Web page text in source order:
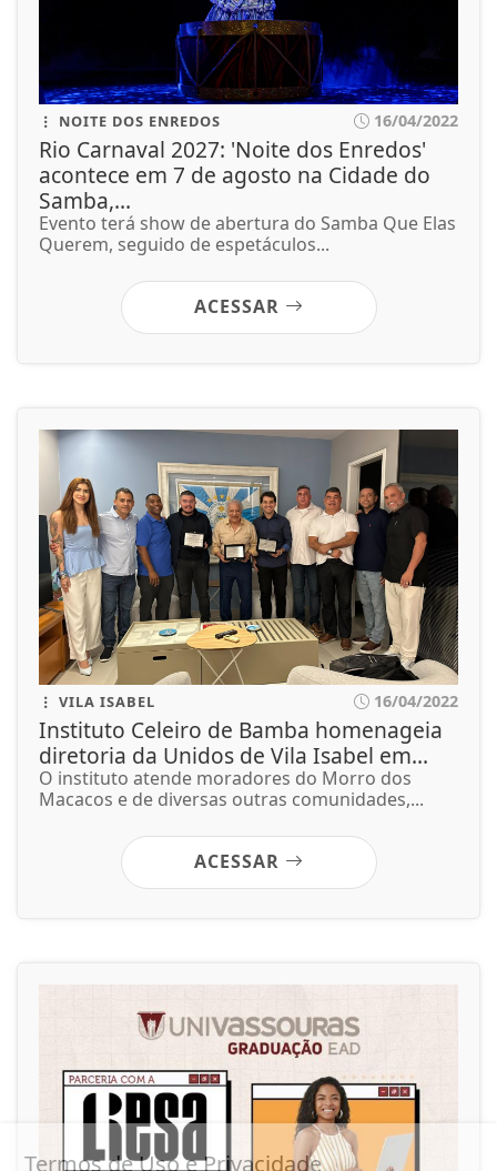
NOITE DOS ENREDOS 16/04/2022
Rio Carnaval 2027: 'Noite dos Enredos'
acontece em 7 de agosto na Cidade do
Samba,...
Evento terá show de abertura do Samba Que Elas
Querem, seguido de espetáculos...
ACESSAR
VILA ISABEL 16/04/2022
Instituto Celeiro de Bamba homenageia
diretoria da Unidos de Vila Isabel em...
O instituto atende moradores do Morro dos
Macacos e de diversas outras comunidades,...
ACESSAR
Termos de Uso e Privacidade